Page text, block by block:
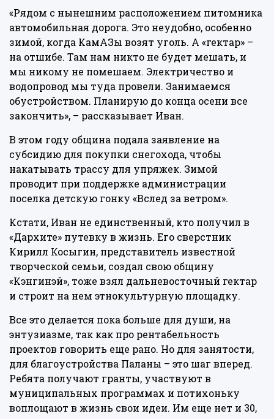
«Рядом с нынешним расположением питомника
автомобильная дорога. Это неудобно, особенно
зимой, когда КамАЗы возят уголь. А «гектар» –
на отшибе. Там нам никто не будет мешать, и
мы никому не помешаем. Электричество и
водопровод мы туда провели. Занимаемся
обустройством. Планирую до конца осени все
закончить», – рассказывает Иван.
В этом году община подала заявление на
субсидию для покупки снегохода, чтобы
накатывать трассу для упряжек. Зимой
проводит при поддержке администрации
поселка детскую гонку «Вслед за ветром».
Кстати, Иван не единственный, кто получил в
«Дархите» путевку в жизнь. Его сверстник
Кирилл Косыгин, представитель известной
творческой семьи, создал свою общину
«Кэнгинэй», тоже взял дальневосточный гектар
и строит на нем этнокультурную площадку.
Все это делается пока больше для души, на
энтузиазме, так как про рентабельность
проектов говорить еще рано. Но для занятости,
для благоустройства Паланы – это шаг вперед.
Ребята получают гранты, участвуют в
муниципальных программах и потихоньку
воплощают в жизнь свои идеи. Им еще нет и 30,